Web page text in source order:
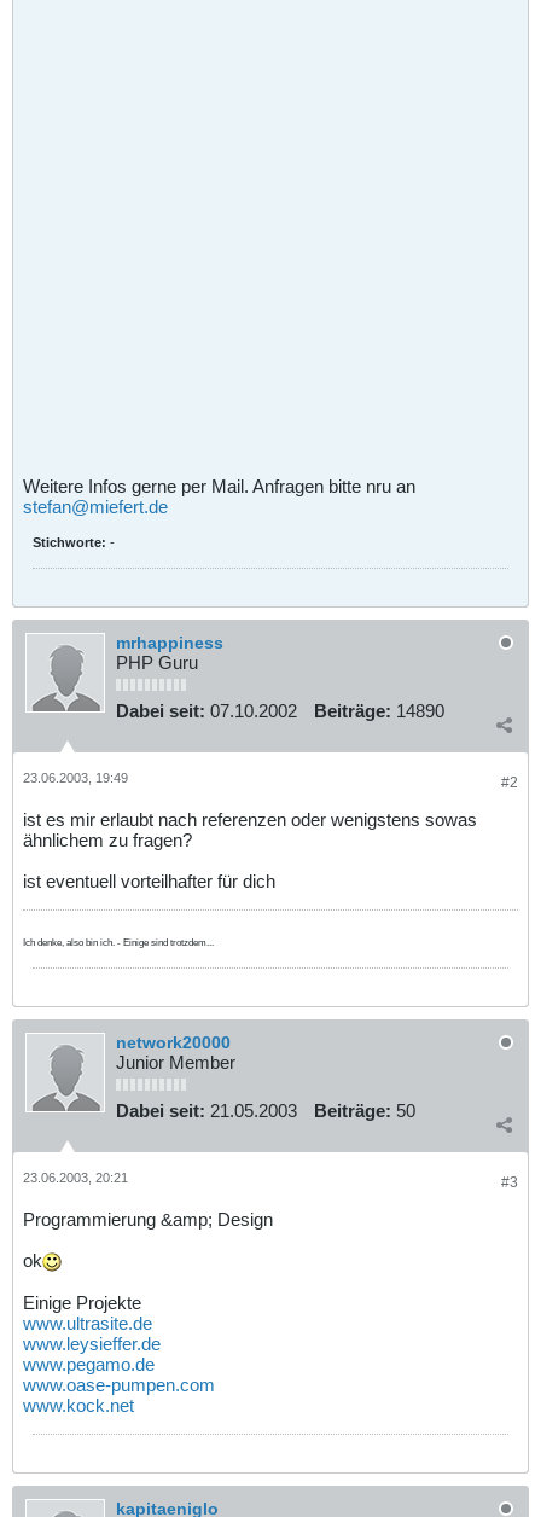
Weitere Infos gerne per Mail. Anfragen bitte nru an
stefan@miefert.de
Stichworte: -
mrhappiness
PHP Guru
Dabei seit: 07.10.2002 Beiträge: 14890
#2
23.06.2003, 19:49
ist es mir erlaubt nach referenzen oder wenigstens sowas
ähnlichem zu fragen?
ist eventuell vorteilhafter für dich
Ich denke, also bin ich. - Einige sind trotzdem...
network20000
Junior Member
Dabei seit: 21.05.2003 Beiträge: 50
#3
23.06.2003, 20:21
Programmierung &amp; Design
ok
Einige Projekte
www.ultrasite.de
www.leysieffer.de
www.pegamo.de
www.oase-pumpen.com
www.kock.net
kapitaeniglo